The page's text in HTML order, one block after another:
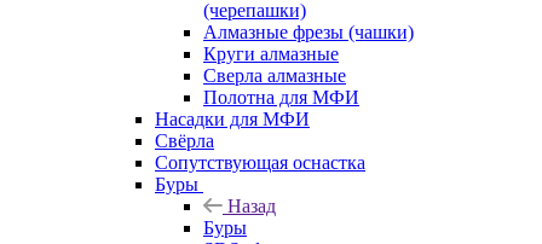
(черепашки)
Алмазные фрезы (чашки)
Круги алмазные
Сверла алмазные
Полотна для МФИ
Насадки для МФИ
Свёрла
Сопутствующая оснастка
Буры
Назад
Буры